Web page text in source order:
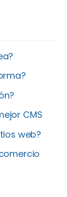
CMS
web?